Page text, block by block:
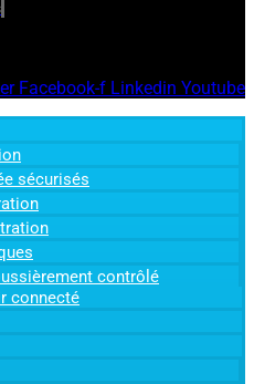
Facebook-f Linkedin Youtube
sécurisés
contrôlé
connecté